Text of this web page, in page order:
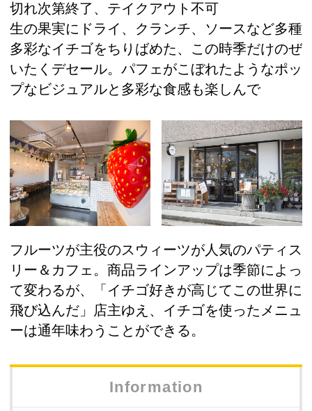
切れ次第終了、テイクアウト不可
生の果実にドライ、クランチ、ソースなど多種
多彩なイチゴをちりばめた、この時季だけのぜ
いたくデセール。パフェがこぼれたようなポッ
プなビジュアルと多彩な食感も楽しんで
フルーツが主役のスウィーツが人気のパティス
リー＆カフェ。商品ラインアップは季節によっ
て変わるが、「イチゴ好きが高じてこの世界に
飛び込んだ」店主ゆえ、イチゴを使ったメニュ
ーは通年味わうことができる。
Information